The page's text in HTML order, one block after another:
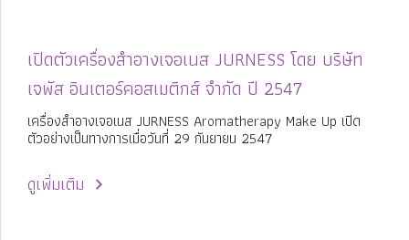
เปิดตัวเครื่องสำอางเจอเนส JURNESS โดย บริษัท
เจพัส อินเตอร์คอสเมติกส์ จำกัด ปี 2547
เครื่องสำอางเจอเนส JURNESS Aromatherapy Make Up เปิด
ตัวอย่างเป็นทางการเมื่อวันที่ 29 กันยายน 2547
ดูเพิ่มเติม